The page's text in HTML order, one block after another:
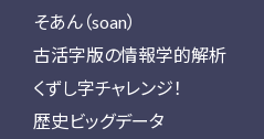
そあん（soan）
古活字版の情報学的解析
くずし字チャレンジ！
歴史ビッグデータ